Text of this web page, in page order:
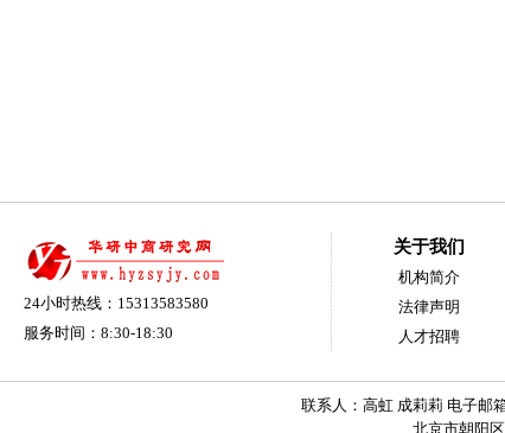
24小时热线：15313583580
服务时间：8:30-18:30
关于我们
机构简介
法律声明
人才招聘
联系人：高虹 成莉莉 电子邮
北京市朝阳